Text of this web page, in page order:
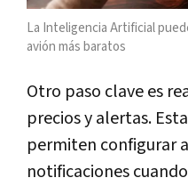
La Inteligencia Artificial
avión más baratos
Otro paso clave es
precios y alertas.
permiten configurar
notificaciones